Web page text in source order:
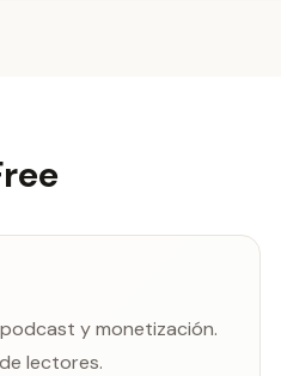
y monetización.
lectores.